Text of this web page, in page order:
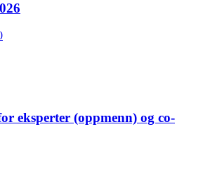
eks­­per­­ter (opp­­menn) og co-